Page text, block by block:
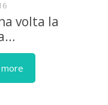
volta la